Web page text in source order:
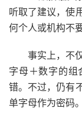
听取了建议，使
何个人或机构不
事实上，不
字母＋数字的组
错。不过，仍有
单字母作为密码。